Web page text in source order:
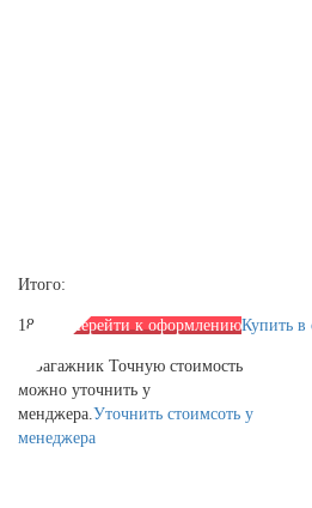
Итого:
1840 р. Перейти к оформлениюКупить в
Багажник Точную стоимость
можно уточнить у
менджера.Уточнить стоимсоть у
менеджера